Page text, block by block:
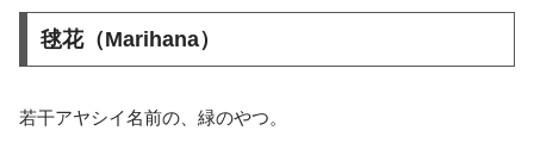
毬花（Marihana）
若干アヤシイ名前の、緑のやつ。